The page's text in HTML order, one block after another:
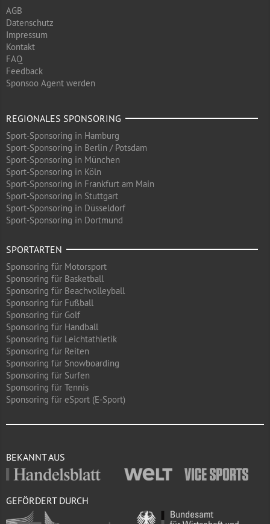
AGB
Datenschutz
Impressum
Kontakt
FAQ
Feedback
Sponsoo Agent werden
REGIONALES SPONSORING
Sport-Sponsoring in Hamburg
Sport-Sponsoring in Berlin / Potsdam
Sport-Sponsoring in München
Sport-Sponsoring in Köln
Sport-Sponsoring in Frankfurt am Main
Sport-Sponsoring in Stuttgart
Sport-Sponsoring in Düsseldorf
Sport-Sponsoring in Dortmund
SPORTARTEN
Sponsoring für Motorsport
Sponsoring für Basketball
Sponsoring für Beachvolleyball
Sponsoring für Fußball
Sponsoring für Golf
Sponsoring für Handball
Sponsoring für Leichtathletik
Sponsoring für Reiten
Sponsoring für Snowboarding
Sponsoring für Surfen
Sponsoring für Tennis
Sponsoring für eSport (E-Sport)
BEKANNT AUS
GEFÖRDERT DURCH